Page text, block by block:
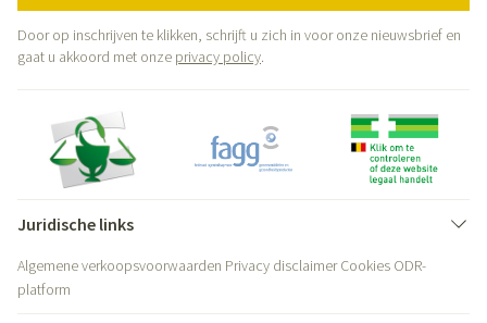
Door op inschrijven te klikken, schrijft u zich in voor onze nieuwsbrief en
gaat u akkoord met onze privacy policy.
Juridische links
Algemene verkoopsvoorwaarden Privacy disclaimer Cookies ODR-
platform